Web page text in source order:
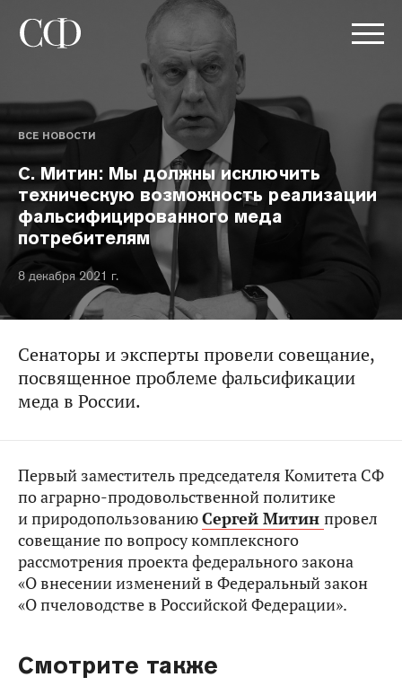
ВСЕ НОВОСТИ
С. Митин: Мы должны исключить
техническую возможность реализации
фальсифицированного меда
потребителям
8 декабря 2021 г.
Сенаторы и эксперты провели совещание,
посвященное проблеме фальсификации
меда в России.
Первый заместитель председателя Комитета СФ
по аграрно-продовольственной политике
и природопользованиюСергей Митин провел
совещание по вопросу комплексного
рассмотрения проекта федерального закона
«О внесении изменений в Федеральный закон
«О пчеловодстве в Российской Федерации».
Смотрите также